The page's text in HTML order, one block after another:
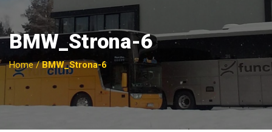
OPINIE
KONTAKT
BMW_Strona-6
Home/BMW_Strona-6